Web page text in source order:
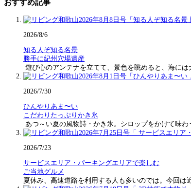
おすすめ記事
2026/8/6
知る人ぞ知る名景
勝手に紀州穴場遺産
遊び心のアンテナを立てて、景色を眺めると、海に
2026/7/30
ひんやりあま〜い
こだわりたっぷりかき氷
あつ～い夏の風物詩・かき氷。シロップをかけて味
2026/7/23
サービスエリア・パーキングエリアで楽しむ
ご当地グルメ
夏休み、高速道路を利用する人も多いのでは。今回